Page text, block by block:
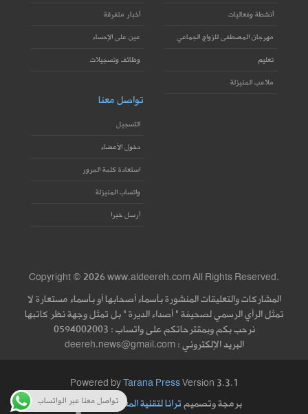
أنشطة وفعاليات
مهرجان المصطفى للزواج الجماعي
تعليم
ملاعب المنيزلة
أخبار متفرقة
عين على الإحساء
وظائف وتسجيلات
تواصل معنا
التسجيل
دخول الأعضاء
استعادة كلمة المرور
واتساب المنيزلة
أرسل خبرا
Copyright © 2026 www.aldeereh.com All Rights Reserved.
المشاركات والتعليقات المنشورة بأسماء أصحابها أو بأسماء مستعارة لا
تمثل الرأي الرسمي لصحيفة " أصداء الديرة " بل تمثل وجهة نظر كاتبها
نرحب بكم وبمقترحاتكم على واتساب : 0594002003
البريد الإلكتروني : deereh.news@gmail.com
Powered byTarana PressVersion 3.3.1
برمجة وتصميمترانا لتقنية المعلومات|
تواصل معنا عبر الواتساب